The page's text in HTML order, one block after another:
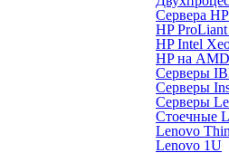
Сервера
HP
HP Intel
HP на
Серверы
Серверы
Серверы
Стоечные
Lenovo
Lenovo 1U